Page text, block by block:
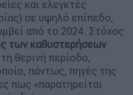
και ελεγκτές
σε υψηλό επίπεδο,
από το 2024. Στόχος
των καθυστερήσεων
θερινή περίοδο,
πάντως, πηγές της
πως «παρατηρείται